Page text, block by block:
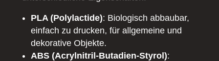
PLA (Polylactide): Biologisch abbaubar,
einfach zu drucken, für allgemeine und
dekorative Objekte.
ABS (Acrylnitril-Butadien-Styrol):